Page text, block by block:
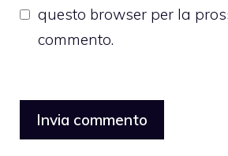
questo browser per la
commento.